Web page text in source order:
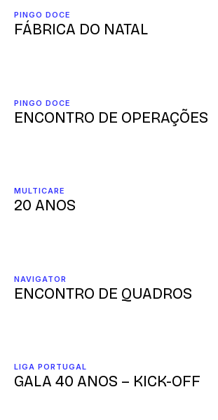
PINGO DOCE
FÁBRICA DO NATAL
PINGO DOCE
ENCONTRO DE OPERAÇÕES
MULTICARE
20 ANOS
NAVIGATOR
ENCONTRO DE QUADROS
LIGA PORTUGAL
GALA 40 ANOS – KICK-OFF